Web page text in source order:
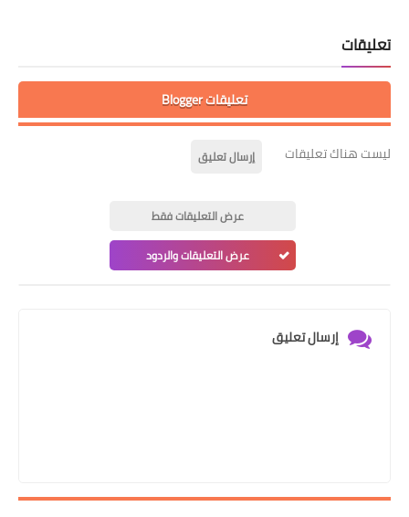
إرسال تعليق
عرض التعليقات فقط
عرض التعليقات والردود
تعليق